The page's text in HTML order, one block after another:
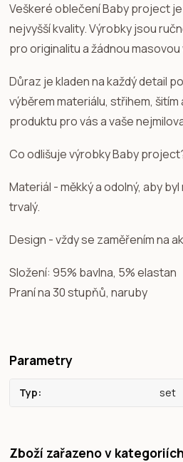
Veškeré oblečení Baby project
nejvyšší kvality. Výrobky jsou
pro originalitu a žádnou
Důraz je kladen na každý detail
výběrem materiálu, střihem,
produktu pro vás a vaše
Co odlišuje výrobky Baby
Materiál - měkký a odolný, aby
trvalý.
Design - vždy se zaměřením na
Složení: 95% bavlna, 5% elastan
Praní na 30 stupňů, naruby
Parametry
Typ set
Zboží zařazeno v kategoriích